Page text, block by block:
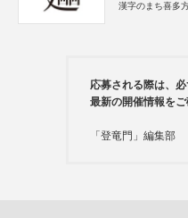
漢字のまち喜多
応募される際は、
最新の開催情報をご
「登竜門」編集部